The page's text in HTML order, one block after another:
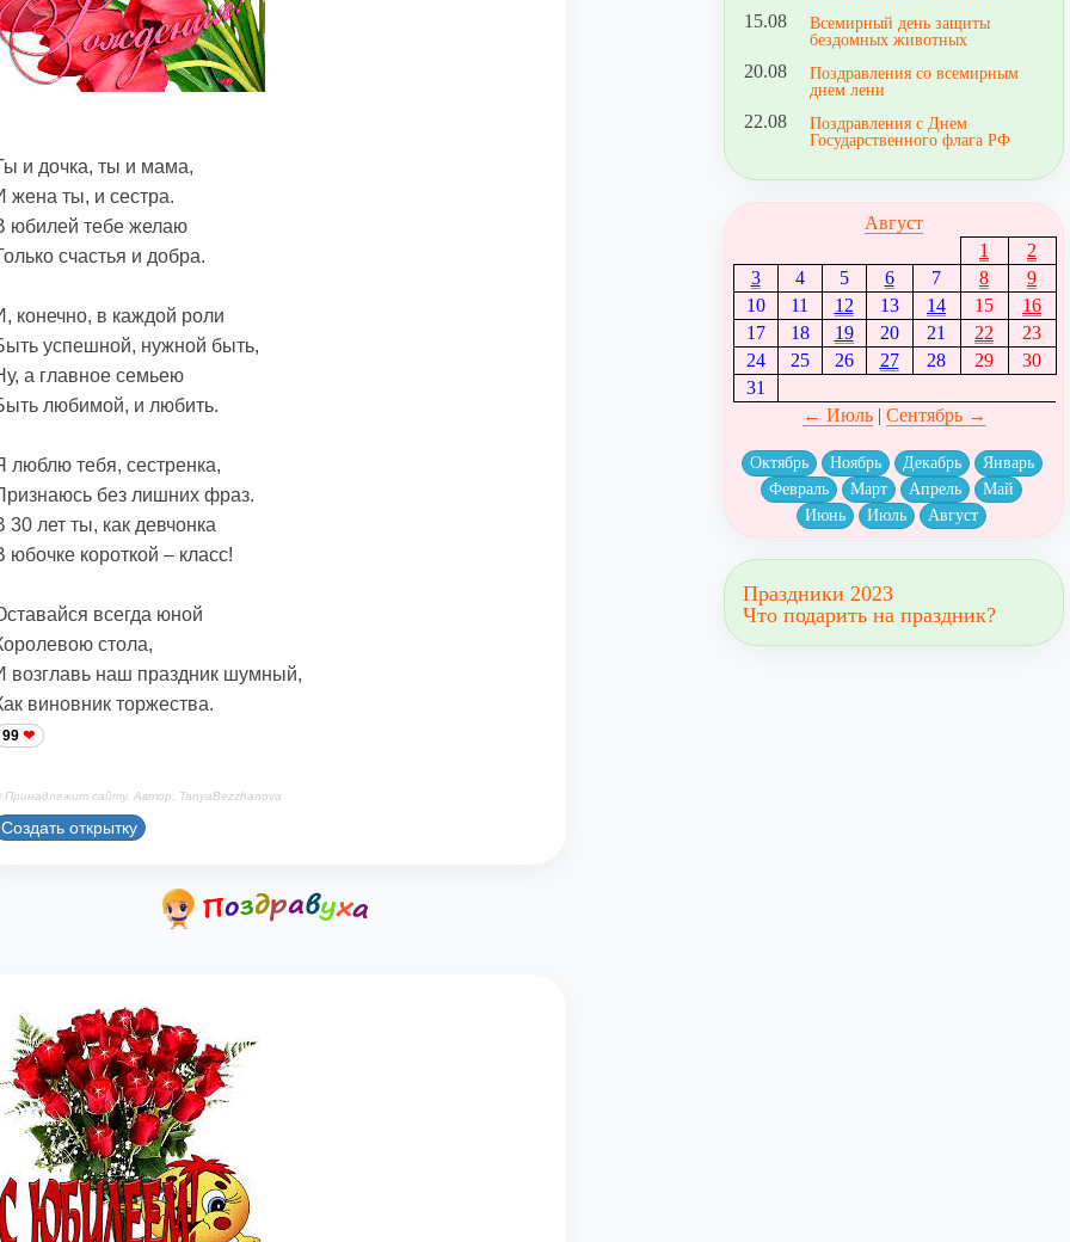
и дочка, ты и мама,
жена ты, и сестра.
юбилей тебе желаю
счастья и добра.
конечно, в каждой роли
успешной, нужной быть,
а главное семьею
любимой, и любить.
люблю тебя, сестренка,
без лишних фраз.
30 лет ты, как девчонка
юбочке короткой – класс!
всегда юной
стола,
возглавь наш праздник шумный,
виновник торжества.
99
Принадлежит сайту. Автор: TanyaBezzhanova
Создать открытку
15.08
Всемирный день защиты
бездомных животных
20.08
Поздравления со всемирным
днем лени
22.08
Поздравления с Днем
Государственного флага РФ
Август
1
2
3
4 5 6 7 8
9
10
11 12 13 14 15
16
17
18 19 20 21 22
23
24
25 26 27 28 29
30
31
← Июль| Сентябрь →
Октябрь Ноябрь Декабрь
Январь
Февраль
Март Апрель
Май
Июнь
Июль Август
Праздники 2023
Что подарить на праздник?